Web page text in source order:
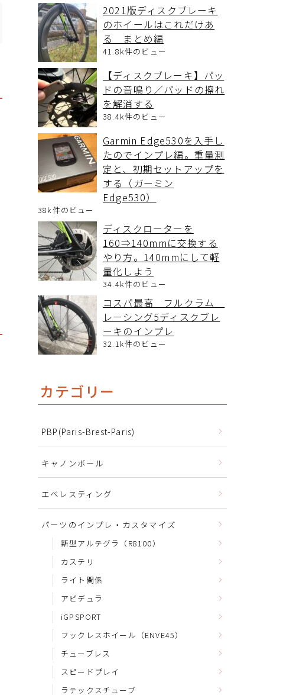
2021版ディスクブレーキ
のホイールはこれだけあ
る まとめ編
41.8k件のビュー
【ディスクブレーキ】パッ
ドの音鳴り／パッドの擦れ
を解消する
38.4k件のビュー
Garmin Edge530を入手し
たのでインプレ編。重量測
定と、初期セットアップを
する（ガーミン
Edge530）
38k件のビュー
ディスクローターを
160⇒140mmに交換する
やり方。140mmにして軽
量化しよう
34.4k件のビュー
コスパ最高 フルクラム
レーシング5ディスクブレ
ーキのインプレ
32.1k件のビュー
カテゴリー
PBP(Paris-Brest-Paris)
キャノンボール
エベレスティング
パーツのインプレ・カスタマイズ
新型アルテグラ（R8100）
カステリ
ライト関係
アピデュラ
iGPSPORT
フックレスホイール（ENVE45）
チューブレス
スピードプレイ
ラテックスチューブ